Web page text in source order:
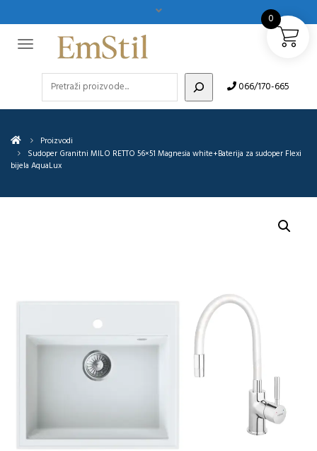
066/170-665
Proizvodi
Sudoper Granitni MILO RETTO 56×51 Magnesia white+Baterija za sudoper Flexi
bijela AquaLux
0